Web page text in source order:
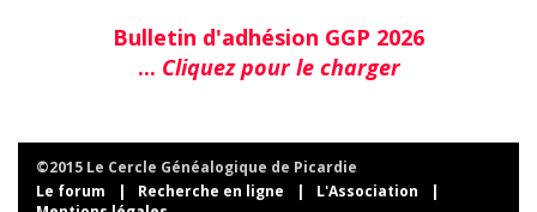
Bulletin d'adhésion GGP 2026
... Cliquez pour le charger
©2015 Le Cercle Généalogique de Picardie
Le forum
| Recherche en ligne | L'Association
|